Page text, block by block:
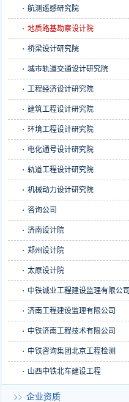
航测遥感研究院
地质路基勘察设计院
桥梁设计研究院
城市轨道交通设计研究院
工程经济设计研究院
建筑工程设计研究院
环境工程设计研究院
电化通号设计研究院
轨道工程设计研究院
机械动力设计研究院
咨询公司
济南设计院
郑州设计院
太原设计院
中铁诚业工程建设监理有限公司
济南工程建设监理有限公司
中铁济南工程技术有限公司
中铁咨询集团北京工程检测
山西中铁北车建设工程
企业资质